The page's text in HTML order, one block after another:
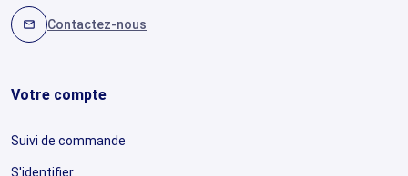
mail Contactez-nous
Votre compte
Suivi de commande
S'identifier